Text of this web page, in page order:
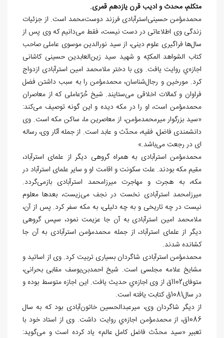
متکلم، محدث و ادیب قرن یازدهم قمری.
محمدمؤمن حسینی‌استرآبادی فرزند دوست‌محمد است. از جزئیات
زندگی وی اطلاعاتی در دست نیست، فقط می‌دانیم که وی پس از
سال‌‌ها فراگیری علوم دینی، از سید نورالدین موسوی عاملی صاحب
کتاب الشواهد المکیّه و شهید سید زین‌‌العابدین حسینی کاشانی
اجازه‌ي روایت یافت. وی با دختر ملامحمد امین استرآبادی ازدواج
کرد. مورخین و رجال‌شناسان، محمدمؤمن را به سبب داشتن فضل
فراوان و کمالات اخلاقی می­‌ستایند. شیخ حُرّعاملی که از معاصران
محمدمؤمن است، او را در مکه دیده و این گونه توصیف می‌کند:
«سید بزرگوار میرمحمدمؤمن، از معاصرین ما، ساکن مکه است. وی
دانشمندی فاضل، فقیه، محدّث و عابد است. از جمله آثار وی، رساله­‌
ای در رجعت می‌باشد.»
محمدمؤمن استرآبادی به همراه گروهی دیگر از علمای استرآباد،
مقیم مکه بودند. علت سکونت و اقامت او و سایر علمای استرآباد در
مکه، به هجرت و مهاجرت میرزامحمد استرآبادی بازمی‌گردد.
میرزامحمد استرآبادی نخست در نجف می‌زیست، بعدها معلوم
نیست در چه تاریخی و به چه دلیلی، به مکه سفر كرد. پس از آن‌،
ملامحمد امین استرآبادی به آن جا عزیمت نمود، سپس گروهی
دیگر از علمای استرآباد، از جمله محمدمؤمن استرآبادی به آن جا
کشانده شدند.
محمدمؤمن استرآبادی شاگردان بسیاری تربیت كرد. وی از اساتید و
مشایخ علامه مجلسی است. شیخ احمدبن‌یوسف مقابی بحرانی،
متوفای1102ق از وی اجازه‌ي حدیث یافت. این اجازه متوسط بوده و
در سال1081ق کتابت یافته ‌است.
از دیگر شاگردان وی، میرعبدالحسین خاتون‌آبادی بود که به سال
1086ق، از محمدمؤمن اجازه‌ي روایت داشت. وی از استاد خود با
تعبیر «سید محدّث فاضل کامل عالم» یاد کرده است و می‌گوید: